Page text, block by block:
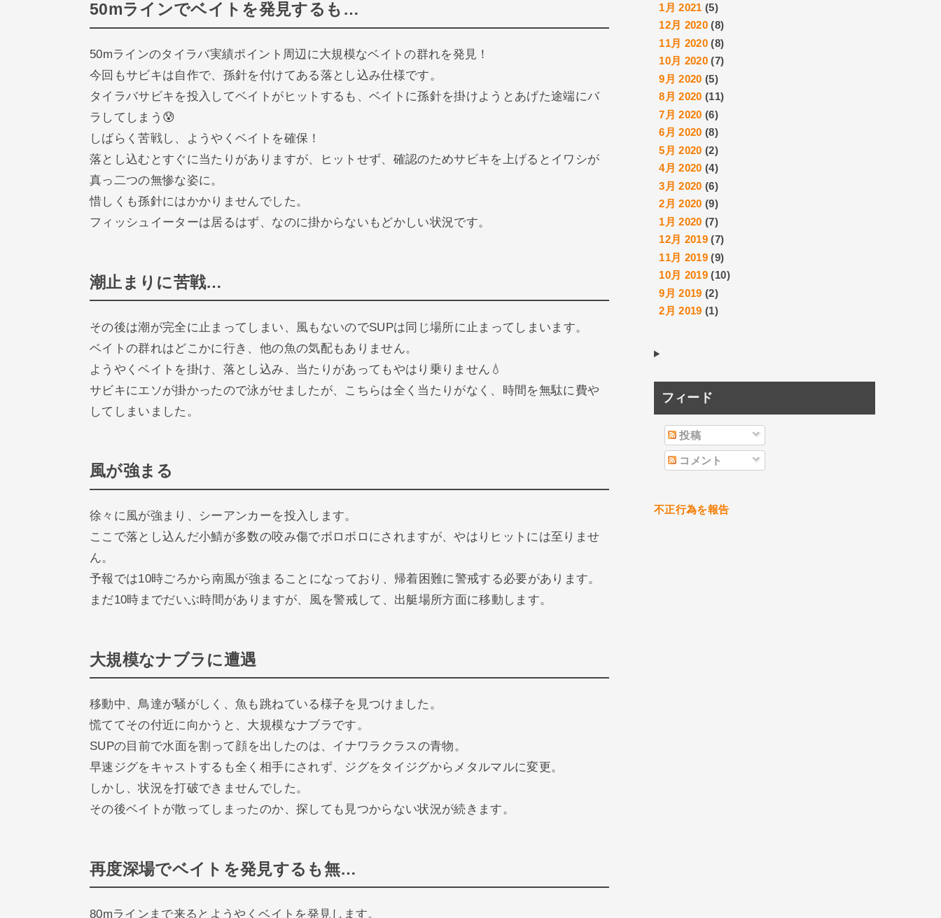
50mラインでベイトを発見するも…
50mラインのタイラバ実績ポイント周辺に大規模なベイトの群れを発見！
今回もサビキは自作で、孫針を付けてある落とし込み仕様です。
タイラバサビキを投入してベイトがヒットするも、ベイトに孫針を掛けようとあげた途端にバ
ラしてしまう😰
しばらく苦戦し、ようやくベイトを確保！
落とし込むとすぐに当たりがありますが、ヒットせず、確認のためサビキを上げるとイワシが
真っ二つの無惨な姿に。
惜しくも孫針にはかかりませんでした。
フィッシュイーターは居るはず、なのに掛からないもどかしい状況です。
潮止まりに苦戦…
その後は潮が完全に止まってしまい、風もないのでSUPは同じ場所に止まってしまいます。
ベイトの群れはどこかに行き、他の魚の気配もありません。
ようやくベイトを掛け、落とし込み、当たりがあってもやはり乗りません💧
サビキにエソが掛かったので泳がせましたが、こちらは全く当たりがなく、時間を無駄に費や
してしまいました。
風が強まる
徐々に風が強まり、シーアンカーを投入します。
ここで落とし込んだ小鯖が多数の咬み傷でボロボロにされますが、やはりヒットには至りませ
ん。
予報では10時ごろから南風が強まることになっており、帰着困難に警戒する必要があります。
まだ10時までだいぶ時間がありますが、風を警戒して、出艇場所方面に移動します。
大規模なナブラに遭遇
移動中、鳥達が騒がしく、魚も跳ねている様子を見つけました。
慌ててその付近に向かうと、大規模なナブラです。
SUPの目前で水面を割って顔を出したのは、イナワラクラスの青物。
早速ジグをキャストするも全く相手にされず、ジグをタイジグからメタルマルに変更。
しかし、状況を打破できませんでした。
その後ベイトが散ってしまったのか、探しても見つからない状況が続きます。
再度深場でベイトを発見するも無…
80mラインまで来るとようやくベイトを発見します。
1月 2021 (5)
12月 2020 (8)
11月 2020 (8)
10月 2020 (7)
9月 2020 (5)
8月 2020 (11)
7月 2020 (6)
6月 2020 (8)
5月 2020 (2)
4月 2020 (4)
3月 2020 (6)
2月 2020 (9)
1月 2020 (7)
12月 2019 (7)
11月 2019 (9)
10月 2019 (10)
9月 2019 (2)
2月 2019 (1)
フィード
投稿
コメント
不正行為を報告